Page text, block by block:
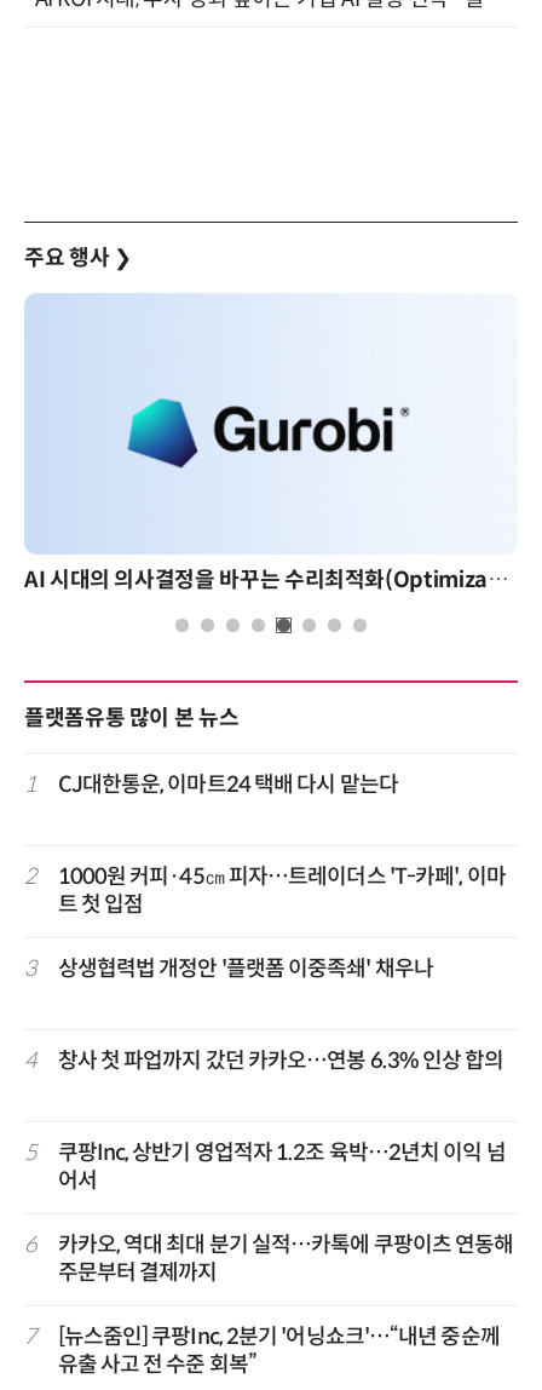
주요 행사 ❯
AI 시대의 의사결정을 바꾸는 수리최적화(Optimization): 실제 산업 적용 사례와 활용 전략
플랫폼유통 많이 본 뉴스
1 CJ대한통운, 이마트24 택배 다시 맡는다
2
1000원 커피·45㎝ 피자…트레이더스 'T-카페', 이마
트 첫 입점
3 상생협력법 개정안 '플랫폼 이중족쇄' 채우나
4 창사 첫 파업까지 갔던 카카오…연봉 6.3% 인상 합의
5
쿠팡Inc, 상반기 영업적자 1.2조 육박…2년치 이익 넘
어서
6
카카오, 역대 최대 분기 실적…카톡에 쿠팡이츠 연동해
주문부터 결제까지
7
[뉴스줌인] 쿠팡Inc, 2분기 '어닝쇼크'…“내년 중순께
유출 사고 전 수준 회복”